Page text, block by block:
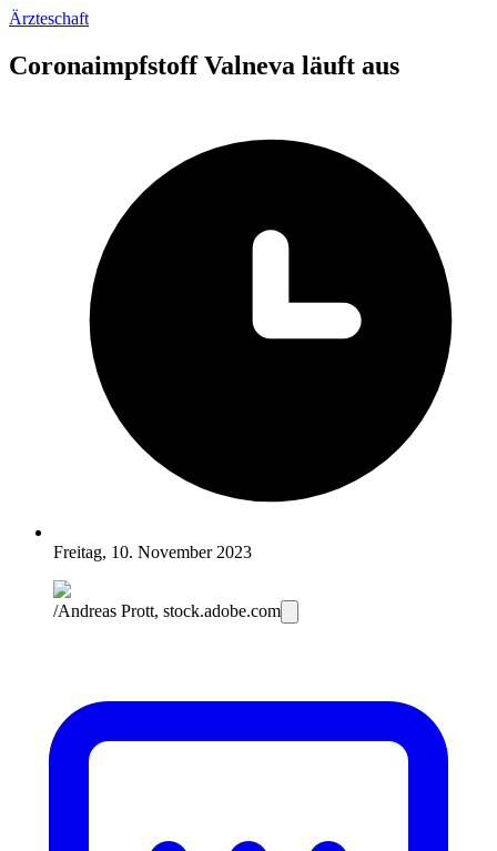
Ärzteschaft
Coronaimpfstoff Valneva läuft aus
Freitag, 10. November 2023
/Andreas Prott, stock.adobe.com